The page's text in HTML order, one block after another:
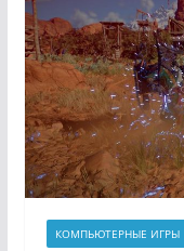
КОМПЬЮТЕРНЫЕ ИГРЫ